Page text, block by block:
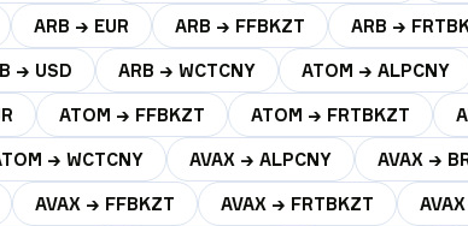
ARB → EUR ARB → FFBKZT ARB →
→ USD ARB → WCTCNY ATOM → ALPCNY
ATOM → FFBKZT ATOM → FRTBKZT
→ WCTCNY AVAX → ALPCNY AVAX →
AVAX → FFBKZT AVAX → FRTBKZT